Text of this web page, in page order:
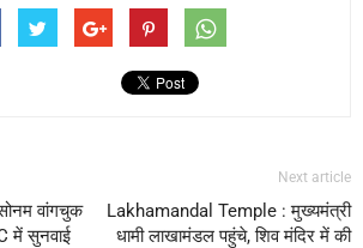
वांगचुक
में सुनवाई
Next article
Lakhamandal Temple : मुख्यमंत्री
धामी लाखामंडल पहुंचे, शिव मंदिर में की